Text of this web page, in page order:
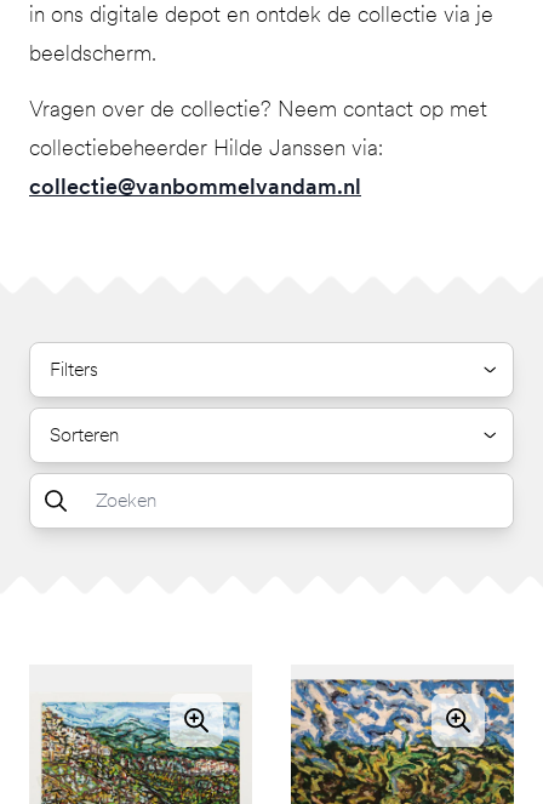
in ons digitale depot en ontdek de collectie via je
beeldscherm.
Vragen over de collectie? Neem contact op met
collectiebeheerder Hilde Janssen via:
collectie@vanbommelvandam.nl
Filters
Sorteren